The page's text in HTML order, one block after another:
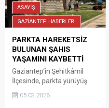
ASAYİŞ
GAZİANTEP HABERLERİ
PARKTA HAREKETSİZ
BULUNAN ŞAHIS
YAŞAMINI KAYBETTİ
Gaziantep’in Şehitkâmil
İlçesinde, parkta yürüyüş
yapan vatandaşlar, yerde
hareketsiz halde yatan bir
05.03.2026